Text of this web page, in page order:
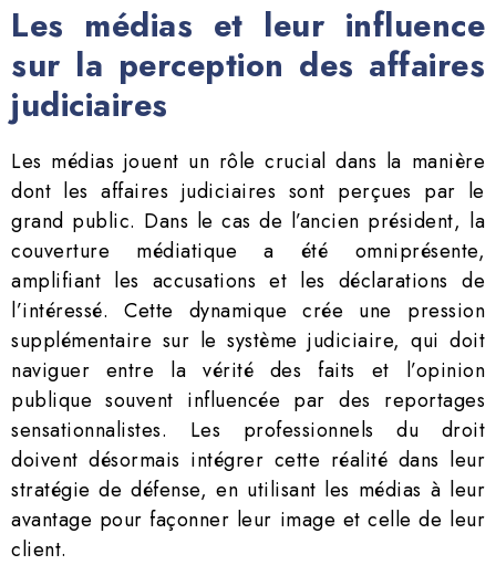
Les médias et leur influence
sur la perception des affaires
judiciaires
Les médias jouent un rôle crucial dans la manière
dont les affaires judiciaires sont perçues par le
grand public. Dans le cas de l’ancien président, la
couverture médiatique a été omniprésente,
amplifiant les accusations et les déclarations de
l’intéressé. Cette dynamique crée une pression
supplémentaire sur le système judiciaire, qui doit
naviguer entre la vérité des faits et l’opinion
publique souvent influencée par des reportages
sensationnalistes. Les professionnels du droit
doivent désormais intégrer cette réalité dans leur
stratégie de défense, en utilisant les médias à leur
avantage pour façonner leur image et celle de leur
client.